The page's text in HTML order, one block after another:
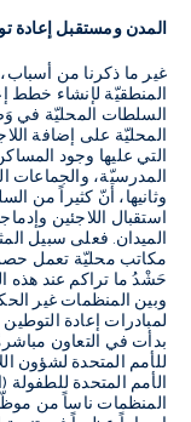
المدن ومستقبل إعادة
غير ما ذكرنا من
المنطقيّة لإنشاء خطط
السلطات المحليّة في
المحليّة على إضافة
التي عليها وجود
المدرسيّة، والجماعات
وثانيها، أنّ كثيراً من
استقبال اللاجئين
الميدان. فعلى سبيل
مكاتب محليّة تعمل
حَشْدُ ما تراكم عند هذه
وبين المنظمات غير
لمبادرات إعادة
بدأت في التعاون
للأمم المتحدة لشؤون
الأمم المتحدة للطفولة
المنظمات ناساً من